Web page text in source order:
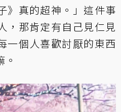
》真的超神。」這件事
，那肯定有自己見仁見
一個人喜歡討厭的東西